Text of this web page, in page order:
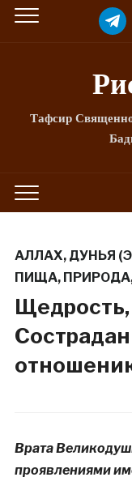
Тафсир
АЛЛАХ, ДУНЬЯ
ПИЩА, ПРИРОДА
Врата
проявлениями